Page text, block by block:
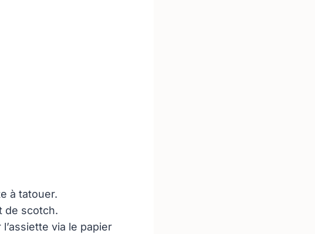
à tatouer.
de scotch.
via le papier